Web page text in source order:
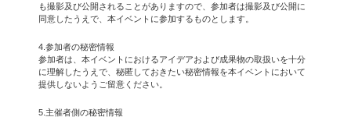
も撮影及び公開されることがありますので、参加者は撮影及び公開に
同意したうえで、本イベントに参加するものとします。
4.参加者の秘密情報
参加者は、本イベントにおけるアイデアおよび成果物の取扱いを十分
に理解したうえで、秘匿しておきたい秘密情報を本イベントにおいて
提供しないようご留意ください。
5.主催者側の秘密情報